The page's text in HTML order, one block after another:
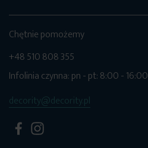
Chętnie pomożemy
+48 510 808 355
Infolinia czynna: pn - pt: 8:00 - 16:00
decority@decority.pl